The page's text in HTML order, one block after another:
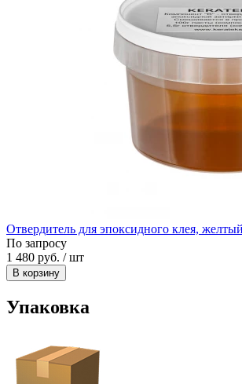
Отвердитель для эпоксидного клея,
По запросу
1 480 руб. / шт
В корзину
Упаковка